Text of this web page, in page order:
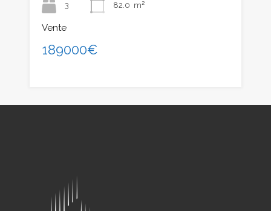
3
82.0 m²
Vente
189000€